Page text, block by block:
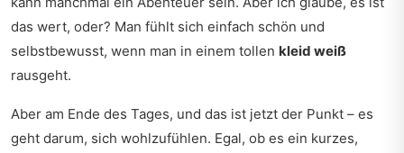
das wert, oder? Man fühlt sich einfach schön und
selbstbewusst, wenn man in einem tollen kleid weiß
rausgeht.
Aber am Ende des Tages, und das ist jetzt der Punkt – es
geht darum, sich wohlzufühlen. Egal, ob es ein kurzes,